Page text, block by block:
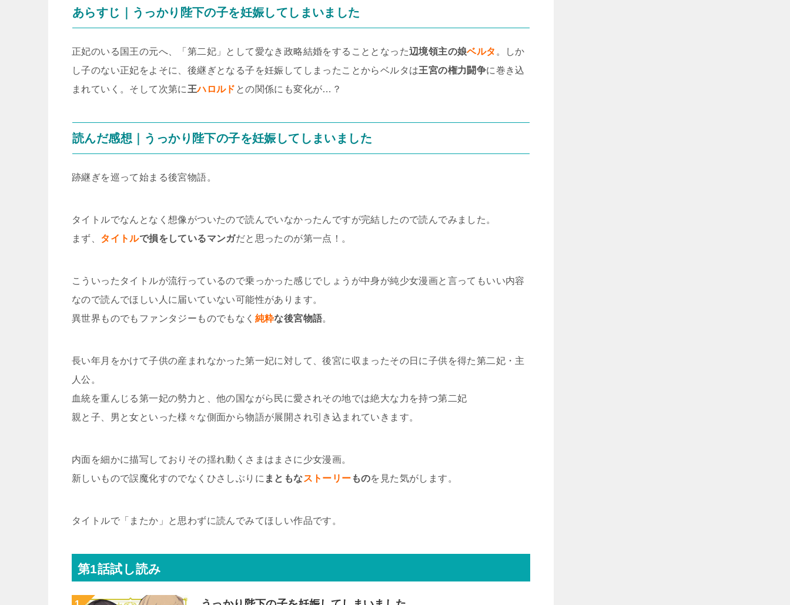
あらすじ｜うっかり陛下の子を妊娠してしまいました
正妃のいる国王の元へ、「第二妃」として愛なき政略結婚をすることとなった辺境領主の娘ベルタ 。しか
し子のない正妃をよそに、後継ぎとなる子を妊娠してしまったことからベルタは王宮の権力闘争に巻き込
まれていく。そして次第に 王ハロルド との関係にも変化が…？
読んだ感想｜うっかり陛下の子を妊娠してしまいました
跡継ぎを巡って始まる後宮物語。
タイトルでなんとなく想像がついたので読んでいなかったんですが完結したので読んでみました。
まず、 タイトルで損をしているマンガだと思ったのが第一点！。
こういったタイトルが流行っているので乗っかった感じでしょうが中身が純少女漫画と言ってもいい内容
なので読んでほしい人に届いていない可能性があります。
異世界ものでもファンタジーものでもなく 純粋な後宮物語。
長い年月をかけて子供の産まれなかった第一妃に対して、後宮に収まったその日に子供を得た第二妃・主
人公。
血統を重んじる第一妃の勢力と、他の国ながら民に愛されその地では絶大な力を持つ第二妃
親と子、男と女といった様々な側面から物語が展開され引き込まれていきます。
内面を細かに描写しておりその揺れ動くさまはまさに少女漫画。
新しいもので誤魔化すのでなくひさしぶりに まともなストーリー ものを見た気がします。
タイトルで「またか」と思わずに読んでみてほしい作品です。
第1話試し読み